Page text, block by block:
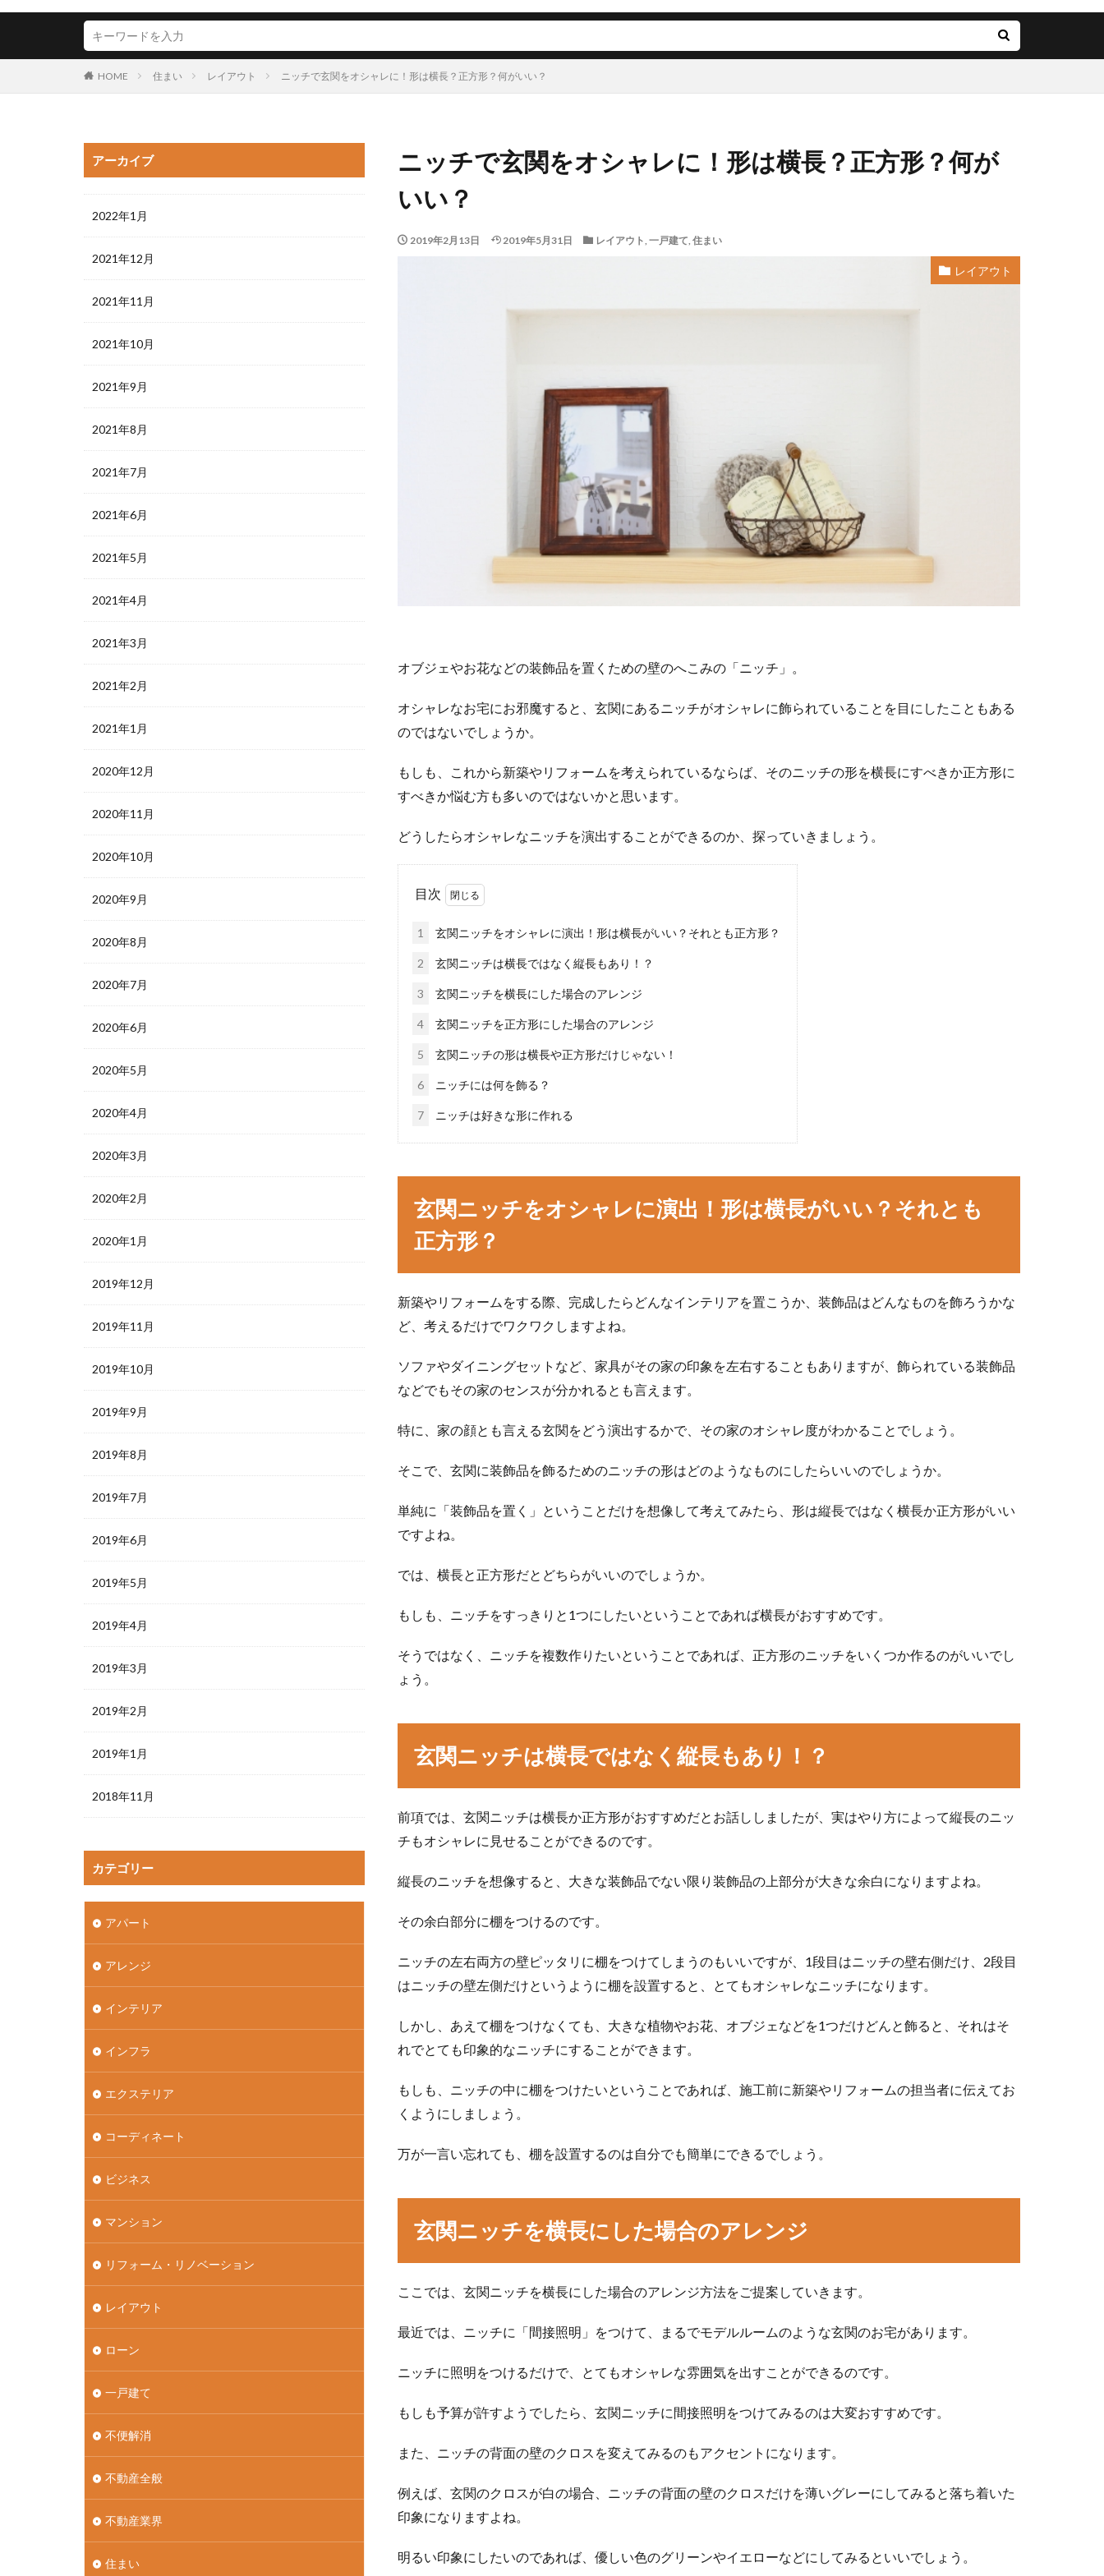
HOME 住まい レイアウト ニッチで玄関をオシャレに！形は横長？正方形？何がいい？
ニッチで玄関をオシャレに！形は横長？正方形？何が
いい？
2019年2月13日 2019年5月31日 レイアウト, 一戸建て, 住まい
レイアウト
オブジェやお花などの装飾品を置くための壁のへこみの「ニッチ」。
オシャレなお宅にお邪魔すると、玄関にあるニッチがオシャレに飾られていることを目にしたこともある
のではないでしょうか。
もしも、これから新築やリフォームを考えられているならば、そのニッチの形を横長にすべきか正方形に
すべきか悩む方も多いのではないかと思います。
どうしたらオシャレなニッチを演出することができるのか、探っていきましょう。
目次
1 玄関ニッチをオシャレに演出！形は横長がいい？それとも正方形？
2 玄関ニッチは横長ではなく縦長もあり！？
3 玄関ニッチを横長にした場合のアレンジ
4 玄関ニッチを正方形にした場合のアレンジ
5 玄関ニッチの形は横長や正方形だけじゃない！
6 ニッチには何を飾る？
7 ニッチは好きな形に作れる
玄関ニッチをオシャレに演出！形は横長がいい？それとも
正方形？
新築やリフォームをする際、完成したらどんなインテリアを置こうか、装飾品はどんなものを飾ろうかな
ど、考えるだけでワクワクしますよね。
ソファやダイニングセットなど、家具がその家の印象を左右することもありますが、飾られている装飾品
などでもその家のセンスが分かれるとも言えます。
特に、家の顔とも言える玄関をどう演出するかで、その家のオシャレ度がわかることでしょう。
そこで、玄関に装飾品を飾るためのニッチの形はどのようなものにしたらいいのでしょうか。
単純に「装飾品を置く」ということだけを想像して考えてみたら、形は縦長ではなく横長か正方形がいい
ですよね。
では、横長と正方形だとどちらがいいのでしょうか。
もしも、ニッチをすっきりと1つにしたいということであれば横長がおすすめです。
そうではなく、ニッチを複数作りたいということであれば、正方形のニッチをいくつか作るのがいいでし
ょう。
玄関ニッチは横長ではなく縦長もあり！？
前項では、玄関ニッチは横長か正方形がおすすめだとお話ししましたが、実はやり方によって縦長のニッ
チもオシャレに見せることができるのです。
縦長のニッチを想像すると、大きな装飾品でない限り装飾品の上部分が大きな余白になりますよね。
その余白部分に棚をつけるのです。
ニッチの左右両方の壁ピッタリに棚をつけてしまうのもいいですが、1段目はニッチの壁右側だけ、2段目
はニッチの壁左側だけというように棚を設置すると、とてもオシャレなニッチになります。
しかし、あえて棚をつけなくても、大きな植物やお花、オブジェなどを1つだけどんと飾ると、それはそ
れでとても印象的なニッチにすることができます。
もしも、ニッチの中に棚をつけたいということであれば、施工前に新築やリフォームの担当者に伝えてお
くようにしましょう。
万が一言い忘れても、棚を設置するのは自分でも簡単にできるでしょう。
玄関ニッチを横長にした場合のアレンジ
ここでは、玄関ニッチを横長にした場合のアレンジ方法をご提案していきます。
最近では、ニッチに「間接照明」をつけて、まるでモデルルームのような玄関のお宅があります。
ニッチに照明をつけるだけで、とてもオシャレな雰囲気を出すことができるのです。
もしも予算が許すようでしたら、玄関ニッチに間接照明をつけてみるのは大変おすすめです。
また、ニッチの背面の壁のクロスを変えてみるのもアクセントになります。
例えば、玄関のクロスが白の場合、ニッチの背面の壁のクロスだけを薄いグレーにしてみると落ち着いた
印象になりますよね。
明るい印象にしたいのであれば、優しい色のグリーンやイエローなどにしてみるといいでしょう。
アーカイブ
2022年1月
2021年12月
2021年11月
2021年10月
2021年9月
2021年8月
2021年7月
2021年6月
2021年5月
2021年4月
2021年3月
2021年2月
2021年1月
2020年12月
2020年11月
2020年10月
2020年9月
2020年8月
2020年7月
2020年6月
2020年5月
2020年4月
2020年3月
2020年2月
2020年1月
2019年12月
2019年11月
2019年10月
2019年9月
2019年8月
2019年7月
2019年6月
2019年5月
2019年4月
2019年3月
2019年2月
2019年1月
2018年11月
カテゴリー
アパート
アレンジ
インテリア
インフラ
エクステリア
コーディネート
ビジネス
マンション
リフォーム・リノベーション
レイアウト
ローン
一戸建て
不便解消
不動産全般
不動産業界
住まい